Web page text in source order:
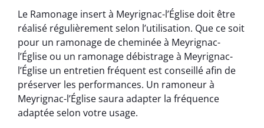
Le Ramonage insert à Meyrignac-l’Église doit être
réalisé régulièrement selon l’utilisation. Que ce soit
pour un ramonage de cheminée à Meyrignac-
l’Église ou un ramonage débistrage à Meyrignac-
l’Église un entretien fréquent est conseillé afin de
préserver les performances. Un ramoneur à
Meyrignac-l’Église saura adapter la fréquence
adaptée selon votre usage.